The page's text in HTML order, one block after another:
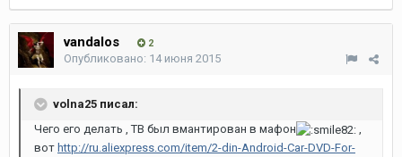
vandalos 2
Опубликовано: 14 июня 2015
volna25 писал:
Чего его делать , ТВ был вмантирован в мафон
,
вот http://ru.aliexpress.com/item/2-din-Android-Car-DVD-For-